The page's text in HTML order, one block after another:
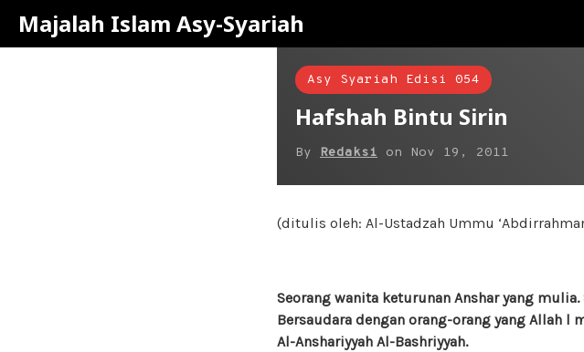
Majalah Islam Asy-Syariah
Asy Syariah Edisi 054
Hafshah Bintu Sirin
By Redaksi on Nov 19, 2011
(ditulis oleh: Al-Ustadzah Ummu
Seorang wanita keturunan Anshar yang
Bersaudara dengan orang-orang yang Allah
Al-Anshariyyah Al-Bashriyyah.